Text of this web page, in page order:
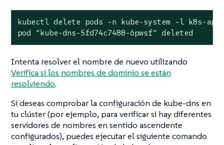
kubectl delete pods -n kube-system -l k8s-
pod "kube-dns-5fd74c7488-6pwsf" deleted
Intenta resolver el nombre de nuevo utilizando
Verifica si los nombres de dominio se están
resolviendo.
Si deseas comprobar la configuración de kube-dns en
tu clúster (por ejemplo, para verificar si hay diferentes
servidores de nombres en sentido ascendente
configurados), puedes ejecutar el siguiente comando